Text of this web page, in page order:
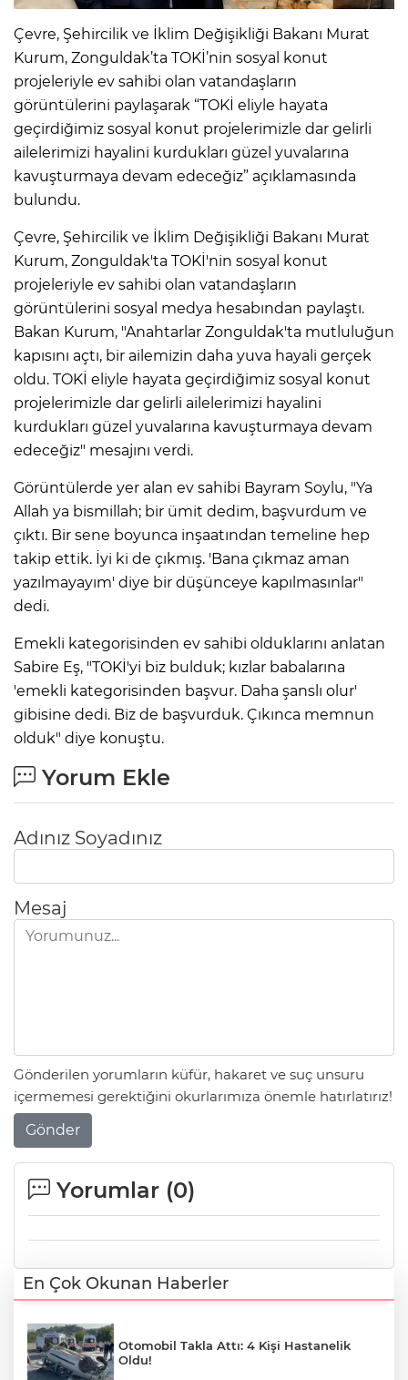
Çevre, Şehircilik ve İklim Değişikliği Bakanı Murat
Kurum, Zonguldak’ta TOKİ’nin sosyal konut
projeleriyle ev sahibi olan vatandaşların
görüntülerini paylaşarak “TOKİ eliyle hayata
geçirdiğimiz sosyal konut projelerimizle dar gelirli
ailelerimizi hayalini kurdukları güzel yuvalarına
kavuşturmaya devam edeceğiz” açıklamasında
bulundu.
Çevre, Şehircilik ve İklim Değişikliği Bakanı Murat
Kurum, Zonguldak'ta TOKİ'nin sosyal konut
projeleriyle ev sahibi olan vatandaşların
görüntülerini sosyal medya hesabından paylaştı.
Bakan Kurum, "Anahtarlar Zonguldak'ta mutluluğun
kapısını açtı, bir ailemizin daha yuva hayali gerçek
oldu. TOKİ eliyle hayata geçirdiğimiz sosyal konut
projelerimizle dar gelirli ailelerimizi hayalini
kurdukları güzel yuvalarına kavuşturmaya devam
edeceğiz" mesajını verdi.
Görüntülerde yer alan ev sahibi Bayram Soylu, "Ya
Allah ya bismillah; bir ümit dedim, başvurdum ve
çıktı. Bir sene boyunca inşaatından temeline hep
takip ettik. İyi ki de çıkmış. 'Bana çıkmaz aman
yazılmayayım' diye bir düşünceye kapılmasınlar"
dedi.
Emekli kategorisinden ev sahibi olduklarını anlatan
Sabire Eş, "TOKİ'yi biz bulduk; kızlar babalarına
'emekli kategorisinden başvur. Daha şanslı olur'
gibisine dedi. Biz de başvurduk. Çıkınca memnun
olduk" diye konuştu.
Yorum Ekle
Adınız Soyadınız
Mesaj
Gönderilen yorumların küfür, hakaret ve suç unsuru
içermemesi gerektiğini okurlarımıza önemle hatırlatırız!
Gönder
Yorumlar (0)
En Çok Okunan Haberler
Otomobil Takla Attı: 4 Kişi Hastanelik
Oldu!